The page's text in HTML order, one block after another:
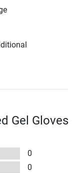
Gel Gloves
0
0